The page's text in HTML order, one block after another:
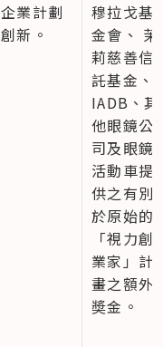
企業計劃
創新。
穆拉戈基
金會、 茉
莉慈善信
託基金、
IADB、其
他眼鏡公
司及眼鏡
活動車提
供之有別
於原始的
「視力創
業家」計
畫之額外
奬金。